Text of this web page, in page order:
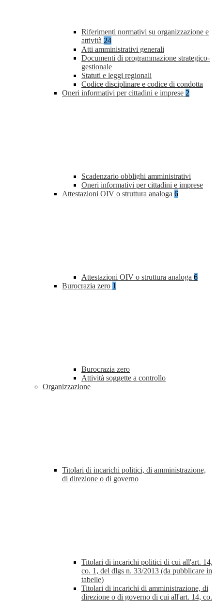
Riferimenti normativi su organizzazione e
attività 24
Atti amministrativi generali
Documenti di programmazione strategico-
gestionale
Statuti e leggi regionali
Codice disciplinare e codice di condotta
Oneri informativi per cittadini e imprese 2
Scadenzario obblighi amministrativi
Oneri informativi per cittadini e imprese
Attestazioni OIV o struttura analoga 6
Attestazioni OIV o struttura analoga 6
Burocrazia zero 1
Burocrazia zero
Attività soggette a controllo
Organizzazione
Titolari di incarichi politici, di amministrazione,
di direzione o di governo
Titolari di incarichi politici di cui all'art. 14,
co. 1, del dlgs n. 33/2013 (da pubblicare in
tabelle)
Titolari di incarichi di amministrazione, di
direzione o di governo di cui all'art. 14, co.